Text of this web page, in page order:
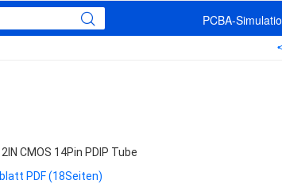
PCBA-
CMOS 14Pin PDIP Tube
PDF (18Seiten)